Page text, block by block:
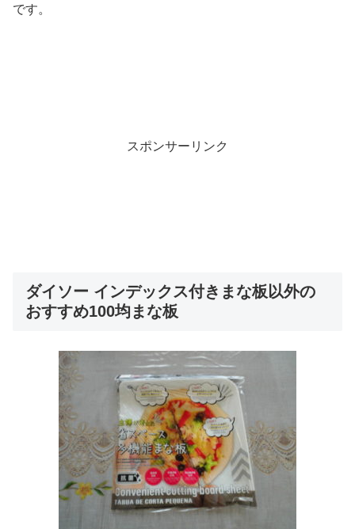
です。
スポンサーリンク
ダイソー インデックス付きまな板以外の
おすすめ100均まな板